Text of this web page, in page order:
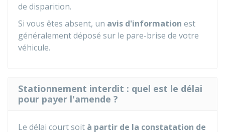
de disparition.
Si vous êtes absent, un avis d'information est
généralement déposé sur le pare-brise de votre
véhicule.
Stationnement interdit : quel est le délai
pour payer l'amende ?
Le délai court soit à partir de la constatation de